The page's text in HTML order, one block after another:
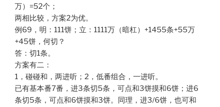
万）=52个；
两相比较，方案2为优。
例69，明：111饼；立：1111万（暗杠）+1455条+55万
+45饼，何切？
答：切1条。
方案有二：
1，碰碰和，两进听；2，低番组合，一进听。
已有基本番7番，进3条切5条，可点和3饼摸和6饼；进6
条切5条，可点和6饼摸和3饼。同理，进3/6饼，也可和